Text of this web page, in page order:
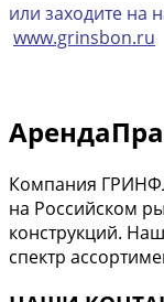
или заходите на
www.grinsbon.ru
Компания
на Российском
конструкций.
спектр